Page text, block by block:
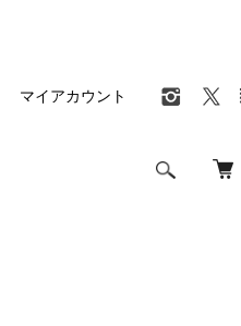
マイアカウント